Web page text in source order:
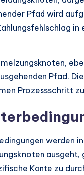
Pfad wird
Pfad.
Prozessschritt
werden
ausgeht,
Kante zu